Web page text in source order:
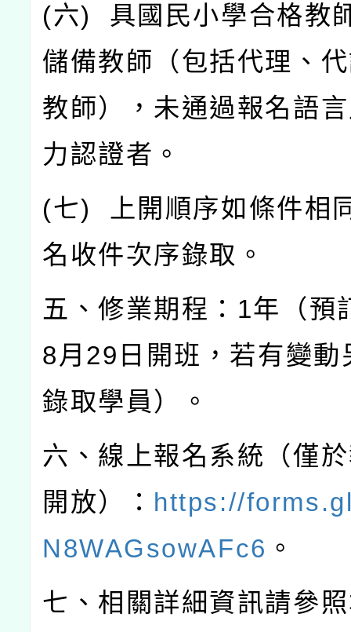
(六) 具國民小學合格教
儲備教師（包括代理、
教師），未通過報名語
力認證者。
(七)
上開順序如條件相
名收件次序錄取。
五、修業期程： 1年（預
8月 29 日開班，若有變
錄取學員）。
六、線上報名系統（僅
開放）： https://
N8WAGsowAFc6 。
七、相關詳細資訊請參